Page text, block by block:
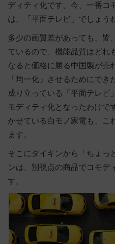
ディティ化です。今、一番コ
は、「平面テレビ」でしょう
多少の画質差があっても、皆
ているので、機能品質はどれ
なると価格に勝る中国製が売
「均一化」させるためにで
成り立っている「平面テレビ
モディティ化となったわけで
かせている白モノ家電も、こ
ます。
そこにダイキンから「ちょっ
ンは、別視点の商品でコモデ
す。